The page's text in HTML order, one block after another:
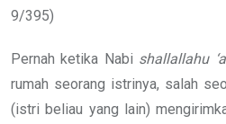
9/395)
Pernah ketika Nabi shallallahu
rumah seorang istrinya, salah
(istri beliau yang lain)